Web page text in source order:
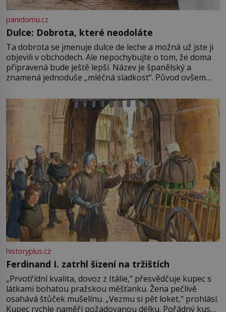
panidomu.cz
Dulce: Dobrota, které neodoláte
Ta dobrota se jmenuje dulce de leche a možná už jste ji
objevili v obchodech. Ale nepochybujte o tom, že doma
připravená bude ještě lepší. Název je španělský a
znamená jednoduše „mléčná sladkost“. Původ ovšem
pře hned několik latinskoamerických zemí a k tomu
Francie, kde se traduje,
historyplus.cz
Ferdinand I. zatrhl šizení na tržištích
„Prvotřídní kvalita, dovoz z Itálie,“ přesvědčuje kupec s
látkami bohatou pražskou měšťanku. Žena pečlivě
osahává štůček mušelínu. „Vezmu si pět loket,“ prohlásí.
Kupec rychle naměří požadovanou délku. Pořádný kus